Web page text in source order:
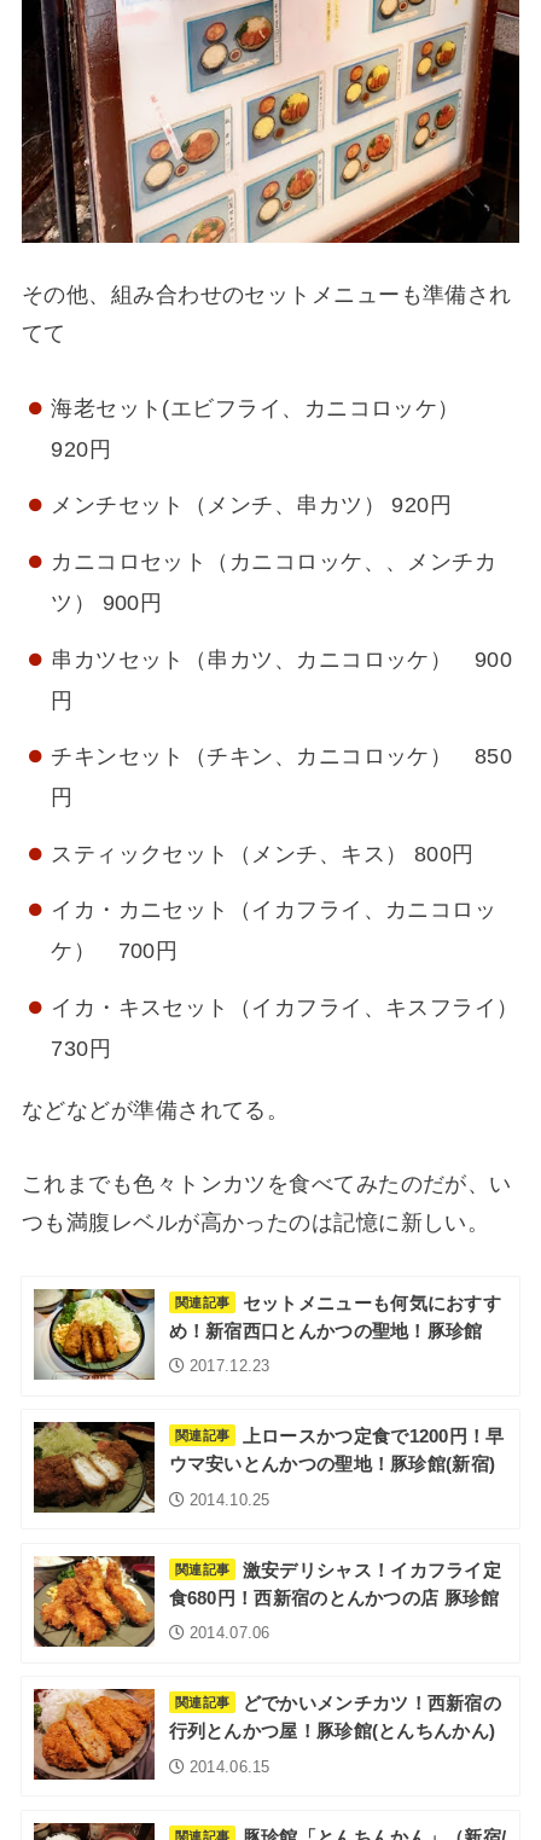
その他、組み合わせのセットメニューも準備され
てて
海老セット(エビフライ、カニコロッケ）
920円
メンチセット（メンチ、串カツ） 920円
カニコロセット（カニコロッケ、、メンチカ
ツ） 900円
串カツセット（串カツ、カニコロッケ） 900
円
チキンセット（チキン、カニコロッケ） 850
円
スティックセット（メンチ、キス） 800円
イカ・カニセット（イカフライ、カニコロッ
ケ） 700円
イカ・キスセット（イカフライ、キスフライ）
730円
などなどが準備されてる。
これまでも色々トンカツを食べてみたのだが、い
つも満腹レベルが高かったのは記憶に新しい。
関連記事
セットメニューも何気におすす
め！新宿西口とんかつの聖地！豚珍館
2017.12.23
関連記事
上ロースかつ定食で1200円！早
ウマ安いとんかつの聖地！豚珍館(新宿)
2014.10.25
関連記事
激安デリシャス！イカフライ定
食680円！西新宿のとんかつの店 豚珍館
2014.07.06
関連記事
どでかいメンチカツ！西新宿の
行列とんかつ屋！豚珍館(とんちんかん)
2014.06.15
関連記事